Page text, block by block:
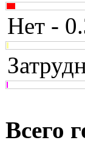
Нет -
Всего